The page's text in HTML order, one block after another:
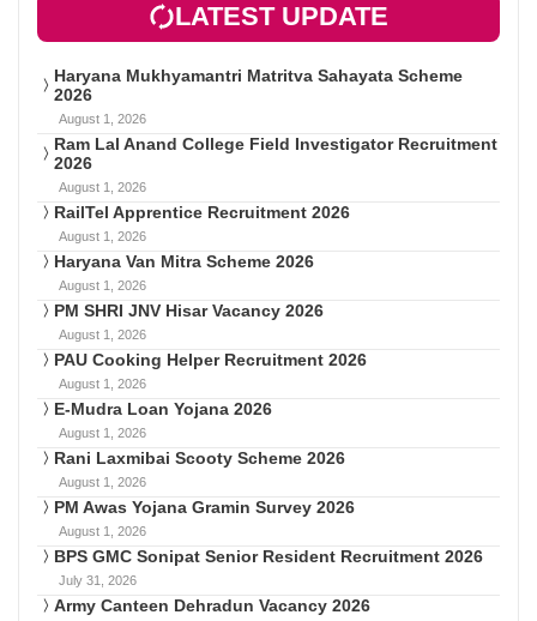
LATEST UPDATE
Haryana Mukhyamantri Matritva Sahayata Scheme
2026
August 1, 2026
Ram Lal Anand College Field Investigator Recruitment
2026
August 1, 2026
RailTel Apprentice Recruitment 2026
August 1, 2026
Haryana Van Mitra Scheme 2026
August 1, 2026
PM SHRI JNV Hisar Vacancy 2026
August 1, 2026
PAU Cooking Helper Recruitment 2026
August 1, 2026
E-Mudra Loan Yojana 2026
August 1, 2026
Rani Laxmibai Scooty Scheme 2026
August 1, 2026
PM Awas Yojana Gramin Survey 2026
August 1, 2026
BPS GMC Sonipat Senior Resident Recruitment 2026
July 31, 2026
Army Canteen Dehradun Vacancy 2026